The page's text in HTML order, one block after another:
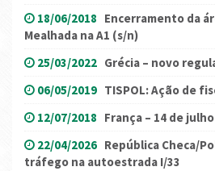
18/06/2018 Encerramento da
Mealhada na A1 (s/n)
25/03/2022 Grécia – novo
06/05/2019 TISPOL: Ação de
12/07/2018 França – 14 de
22/04/2026 República Checa/
tráfego na autoestrada I/33